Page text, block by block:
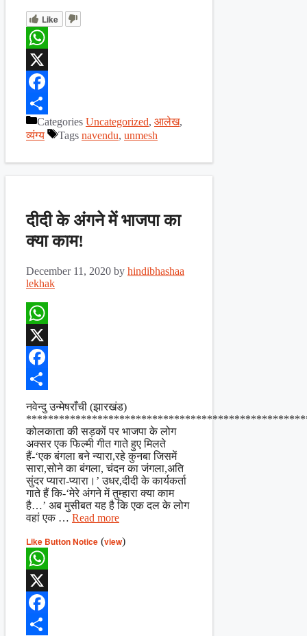
Like
WhatsApp
X
Facebook
ShareCategories Uncategorized, आलेख,
व्यंग्य
Tags navendu, unmesh
दीदी के अंगने में भाजपा का
क्या काम!
December 11, 2020 by hindibhashaa
lekhak
WhatsApp
X
Facebook
Share
नवेन्दु उन्मेषराँची (झारखंड)
कोलकाता की सड़कों पर भाजपा के लोग
अक्सर एक फिल्मी गीत गाते हुए मिलते
हैं-‘एक बंगला बने न्यारा,रहे कुनबा जिसमें
सारा,सोने का बंगला, चंदन का जंगला,अति
सुंदर प्यारा-प्यारा।’ उधर,दीदी के कार्यकर्ता
गाते हैं कि-‘मेरे अंगने में तुम्हारा क्या काम
है…’ अब मुसीबत यह है कि एक दल के लोग
वहां एक … Read more
Like Button Notice (view)
WhatsApp
X
Facebook